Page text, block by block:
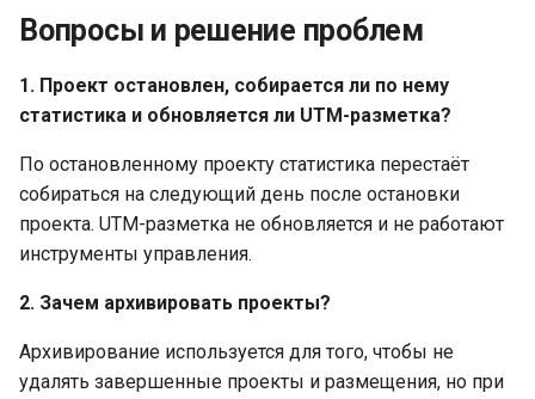
Вопросы и решение проблем
1. Проект остановлен, собирается ли по нему
статистика и обновляется ли UTM-разметка?
По остановленному проекту статистика перестаёт
собираться на следующий день после остановки
проекта. UTM-разметка не обновляется и не работают
инструменты управления.
2. Зачем архивировать проекты?
Архивирование используется для того, чтобы не
удалять завершенные проекты и размещения, но при